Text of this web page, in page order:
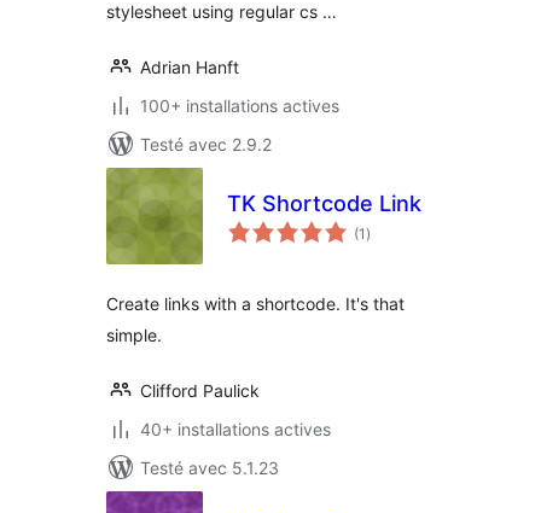
stylesheet using regular cs …
Adrian Hanft
100+ installations actives
Testé avec 2.9.2
TK Shortcode Link
(1 notes
en
)
Create links with a shortcode. It's that
simple.
Clifford Paulick
40+ installations actives
Testé avec 5.1.23